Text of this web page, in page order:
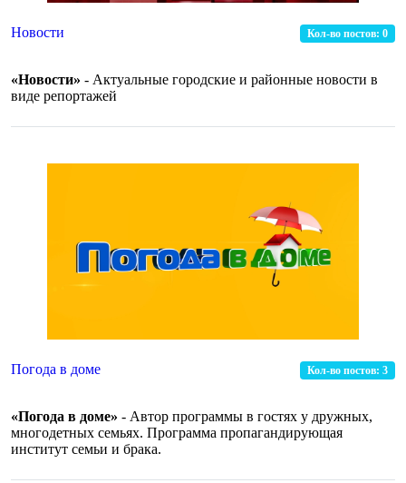
Новости Кол-во постов: 0
«Новости» - Актуальные городские и районные новости в
виде репортажей
Погода в доме Кол-во постов: 3
«Погода в доме» - Автор программы в гостях у дружных,
многодетных семьях. Программа пропагандирующая
институт семьи и брака.